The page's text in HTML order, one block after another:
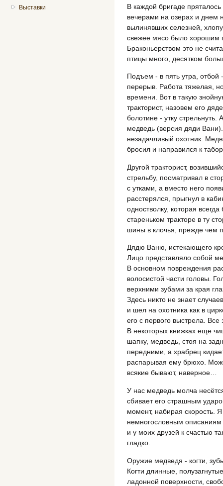
Выставки
В каждой бригаде
вечерами на озерах и днем
вылинявших селезней,
свежее мясо было хорошим
Браконьерством это не
птицы много, десятком
Подъем - в пять утра, отбой
перерыв. Работа тяжелая,
времени. Вот в такую
тракторист, назовем его
болотине - утку
медведь (версия дяди
незадачливый охотник.
бросил и направился к
Другой тракторист,
стрельбу, посматривал в
с утками, а вместо него
расстерялся, прыгнул в
одностволку, которая
стареньком тракторе в ту
шины в клочья, прежде чем
Дядю Ваню, истекающего
Лицо представляло собой
В основном повреждения
волосистой части головы.
верхними зубами за края
Здесь никто не знает
и шел на охотника как в
его с первого выстрела.
В некоторых книжках еще
шапку, медведь, стоя на
передними, а храбрец
распарывая ему брюхо.
всякие бывают, наверное…
У нас медведь молча
сбивает его страшным
момент, набирая скорость.
немногословным описаниям
и у моих друзей к счастью
гладко.
Оружие медведя - когти,
Когти длинные,
ладонной поверхности,